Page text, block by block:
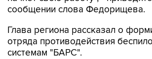
сообщении слова Федорищева.
Глава региона рассказал о
отряда противодействия
системам "БАРС".